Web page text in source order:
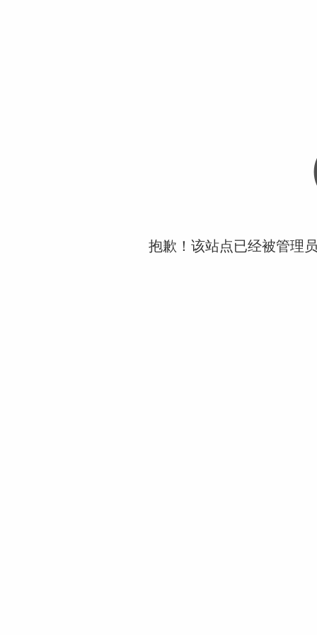
抱歉！该站点已经被管理